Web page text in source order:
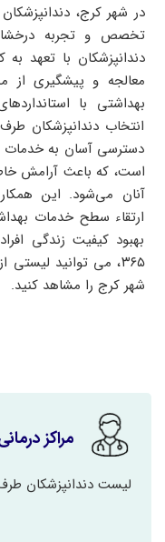
در شهر کرج، دندانپزشکان
تخصص و تجربه
دندانپزشکان با تعهد
معالجه و پیشگیری از
بهداشتی با
انتخاب دندانپزشکان
دسترسی آسان به خدمات
است، که باعث آرامش
آنان می‌شود. این
ارتقاء سطح خدمات
بهبود کیفیت زندگی
۳۶۵، می توانید
شهر کرج را مشاهد کنید.
مراکز
لیست دندانپزشکان